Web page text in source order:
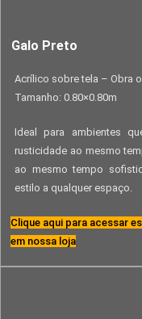
Galo Preto
Acrílico sobre tela – Obra
Tamanho: 0.80×0.80m
Ideal para ambientes
rusticidade ao mesmo
ao mesmo tempo
estilo a qualquer espaço.
Clique aqui para acessar
em nossa loja